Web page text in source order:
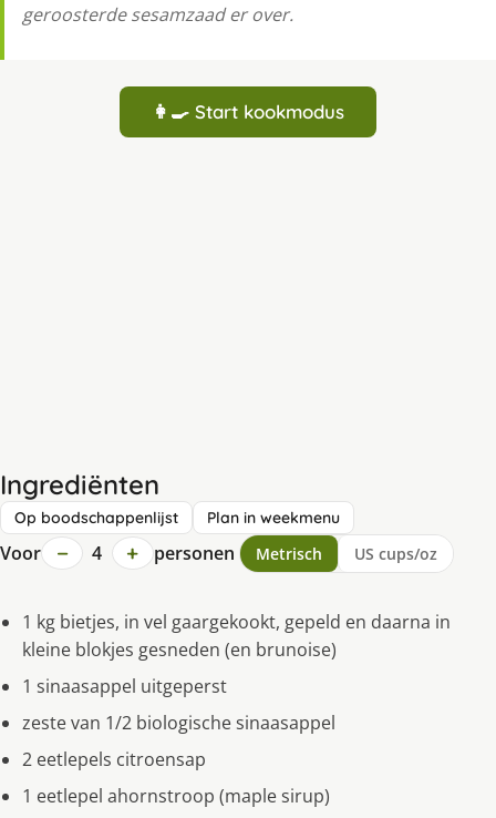
geroosterde sesamzaad er over.
👩‍🍳 Start kookmodus
Ingrediënten
Op boodschappenlijst Plan in weekmenu
Voor − 4 + personen Metrisch US cups/oz
1 kg bietjes, in vel gaargekookt, gepeld en daarna in
kleine blokjes gesneden (en brunoise)
1 sinaasappel uitgeperst
zeste van 1/2 biologische sinaasappel
2 eetlepels citroensap
1 eetlepel ahornstroop (maple sirup)